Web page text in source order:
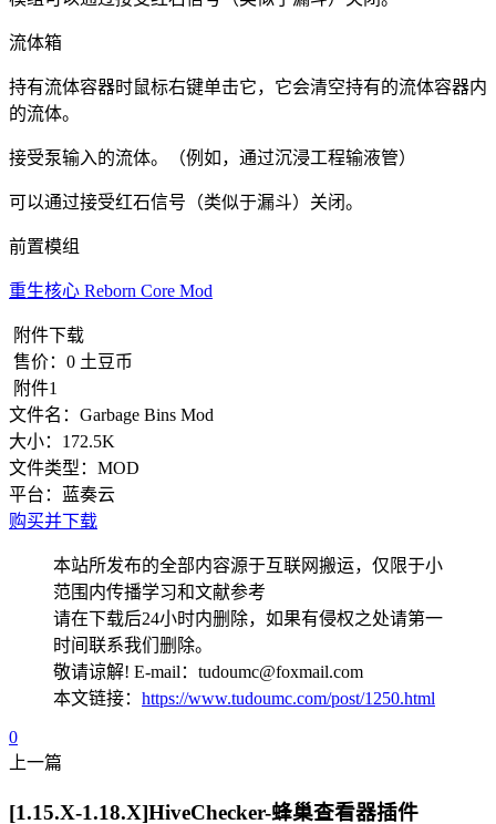
流体箱
持有流体容器时鼠标右键单击它，它会清空持有的流体容器内
的流体。
接受泵输入的流体。（例如，通过沉浸工程输液管）
可以通过接受红石信号（类似于漏斗）关闭。
前置模组
重生核心 Reborn Core Mod
附件下载
售价： 0 土豆币
附件1
文件名： Garbage Bins Mod
大小： 172.5K
文件类型： MOD
平台：
蓝奏云
购买并下载
本站所发布的全部内容源于互联网搬运，仅限于小
范围内传播学习和文献参考
请在下载后24小时内删除，如果有侵权之处请第一
时间联系我们删除。
敬请谅解! E-mail：tudoumc@foxmail.com
本文链接： https://www.tudoumc.com/post/1250.html
0
上一篇
[1.15.X-1.18.X]HiveChecker-蜂巢查看器插件